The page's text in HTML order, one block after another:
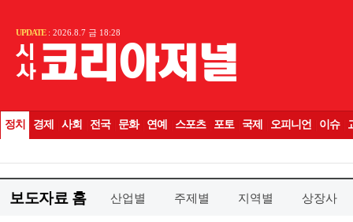
보도자료 홈 산업별 주제별 지역별 상장사